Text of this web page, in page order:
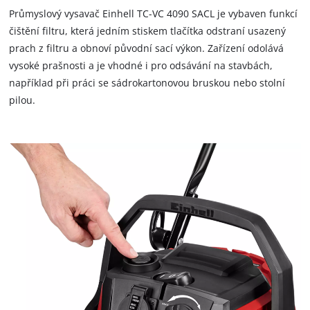
dalšímu použití.
Průmyslový vysavač Einhell TC-VC 4090 SACL je vybaven funkcí
čištění filtru, která jedním stiskem tlačítka odstraní usazený
prach z filtru a obnoví původní sací výkon. Zařízení odolává
vysoké prašnosti a je vhodné i pro odsávání na stavbách,
například při práci se sádrokartonovou bruskou nebo stolní
pilou.